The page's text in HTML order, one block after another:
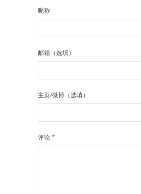
昵称
邮箱（选填）
主页/微博（选填）
评论*